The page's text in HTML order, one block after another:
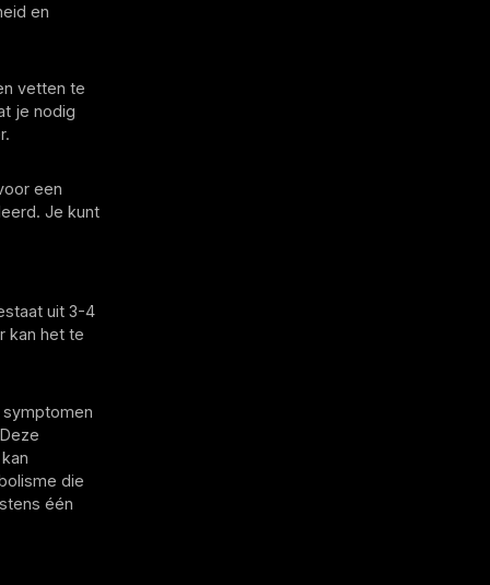
en
vetten te
je nodig
een
Je kunt
uit 3-4
kan het te
symptomen
die
één